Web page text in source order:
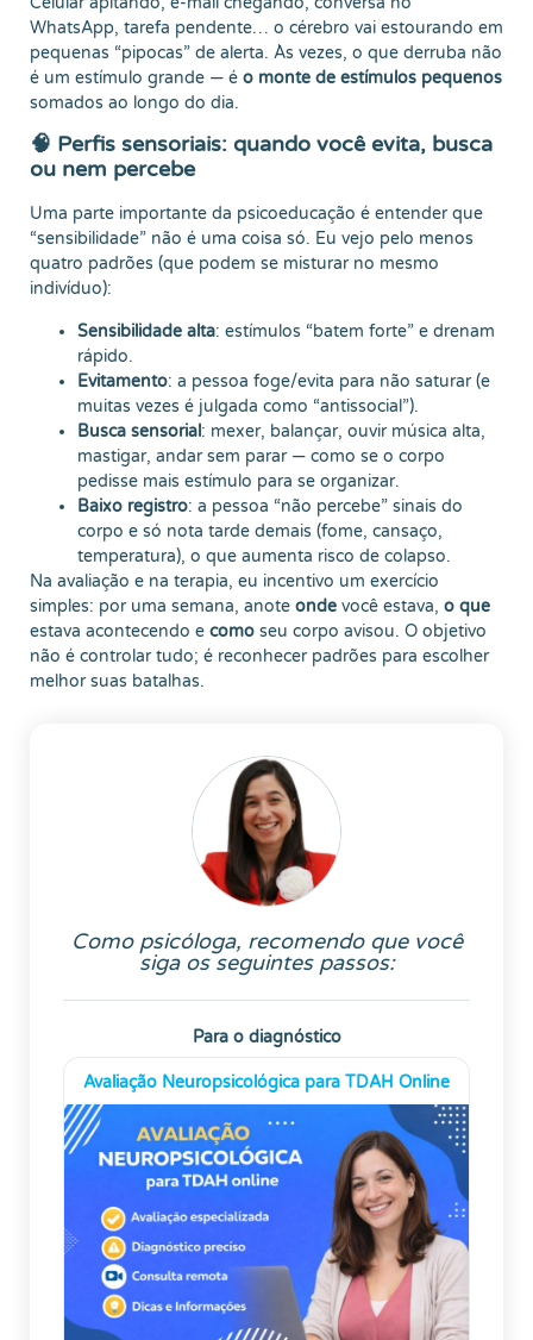
WhatsApp, tarefa pendente… o cérebro vai estourando em
pequenas “pipocas” de alerta. Às vezes, o que derruba não
é um estímulo grande — é o monte de estímulos pequenos
somados ao longo do dia.
🧠 Perfis sensoriais: quando você evita, busca
ou nem percebe
Uma parte importante da psicoeducação é entender que
“sensibilidade” não é uma coisa só. Eu vejo pelo menos
quatro padrões (que podem se misturar no mesmo
indivíduo):
Sensibilidade alta: estímulos “batem forte” e drenam
rápido.
Evitamento: a pessoa foge/evita para não saturar (e
muitas vezes é julgada como “antissocial”).
Busca sensorial: mexer, balançar, ouvir música alta,
mastigar, andar sem parar — como se o corpo
pedisse mais estímulo para se organizar.
Baixo registro: a pessoa “não percebe” sinais do
corpo e só nota tarde demais (fome, cansaço,
temperatura), o que aumenta risco de colapso.
Na avaliação e na terapia, eu incentivo um exercício
simples: por uma semana, anote onde você estava, o que
estava acontecendo e como seu corpo avisou. O objetivo
não é controlar tudo; é reconhecer padrões para escolher
melhor suas batalhas.
Como psicóloga, recomendo que você
siga os seguintes passos:
Para o diagnóstico
Avaliação Neuropsicológica para TDAH Online